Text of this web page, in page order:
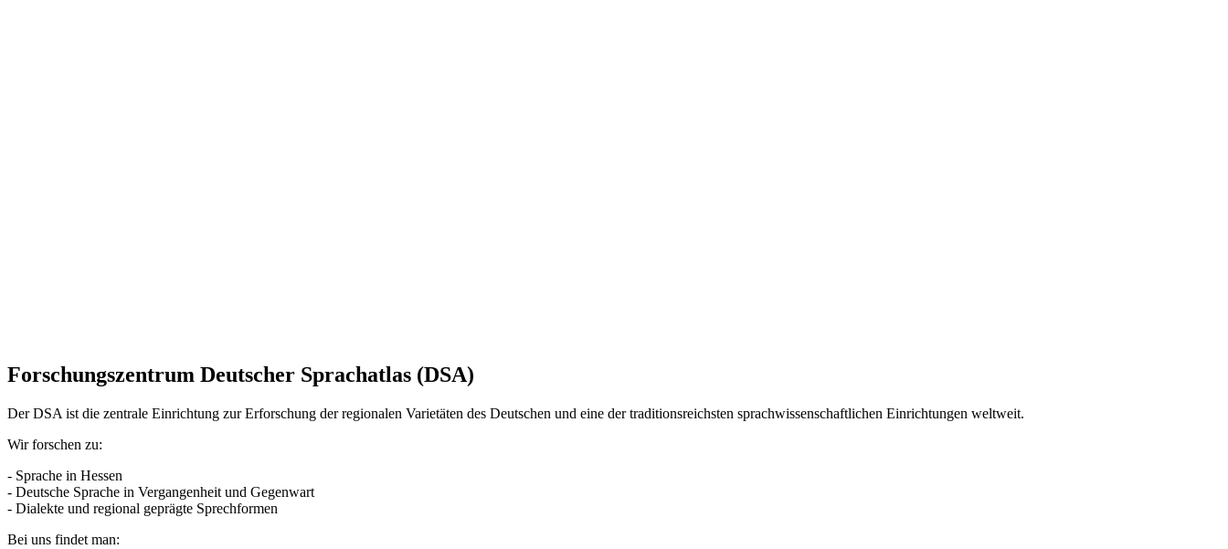
Forschungszentrum Deutscher Sprachatlas (DSA)
Der DSA ist die zentrale Einrichtung zur Erforschung der regionalen Varietäten des Deutschen und eine der traditionsreichsten sprachwissenschaftlichen Einrichtungen weltweit.
Wir forschen zu:
- Sprache in Hessen
- Deutsche Sprache in Vergangenheit und Gegenwart
- Dialekte und regional geprägte Sprechformen
Bei uns findet man: